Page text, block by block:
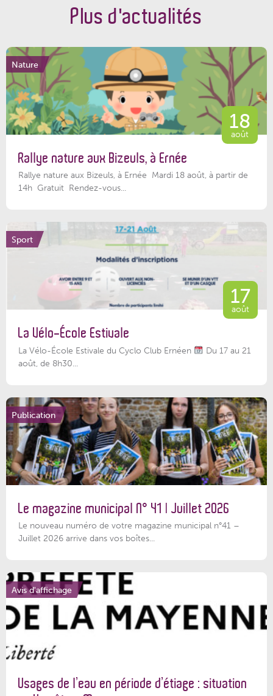
Plus d'actualités
Nature
18
août
Rallye nature aux Bizeuls, à Ernée
Rallye nature aux Bizeuls, à Ernée Mardi 18 août, à partir de
14h Gratuit Rendez-vous...
Sport
17
août
La Vélo-École Estivale
La Vélo-École Estivale du Cyclo Club Ernéen
Du 17 au 21
août, de 8h30...
Publication
Le magazine municipal N° 41 | Juillet 2026
Le nouveau numéro de votre magazine municipal n°41 –
Juillet 2026 arrive dans vos boîtes...
Avis d'affichage
Usages de l’eau en période d’étiage : situation